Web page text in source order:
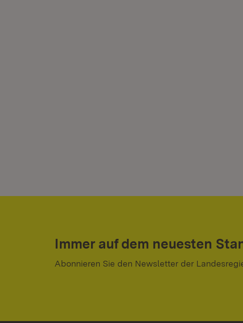
Immer auf dem neuesten
Abonnieren Sie den Newsletter der